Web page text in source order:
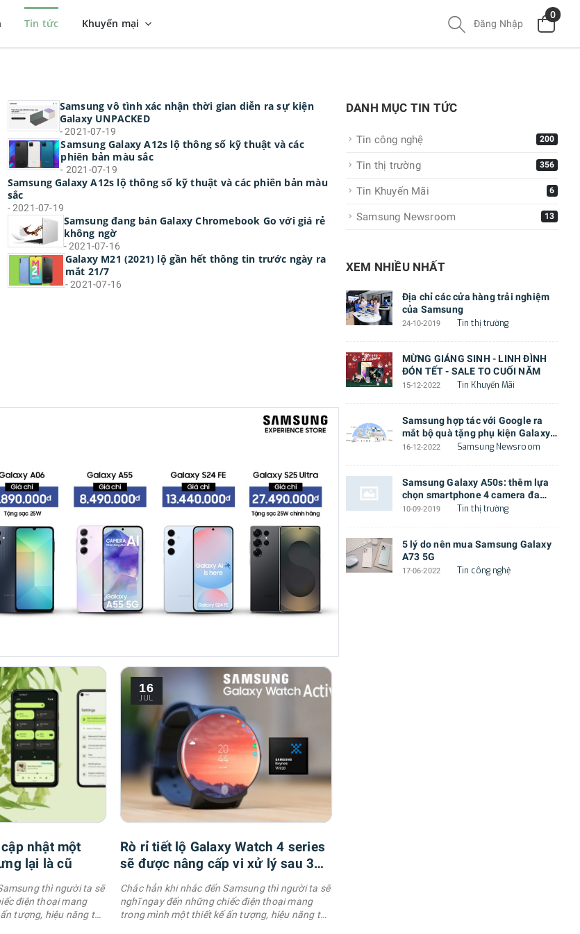
Tin tức Khuyến mại Đăng Nhập
0
Samsung vô tình xác nhận thời gian diễn ra sự kiện
Galaxy UNPACKED
- 2021-07-19
Samsung Galaxy A12s lộ thông số kỹ thuật và các
phiên bản màu sắc
- 2021-07-19
Samsung Galaxy A12s lộ thông số kỹ thuật và các phiên bản màu
sắc
- 2021-07-19
Samsung đang bán Galaxy Chromebook Go với giá rẻ
không ngờ
- 2021-07-16
Galaxy M21 (2021) lộ gần hết thông tin trước ngày ra
mắt 21/7
- 2021-07-16
nhật một
lại là cũ
thì người ta sẽ
điện thoại mang
tượng, hiệu năng tốt,
16
JUL
Rò rỉ tiết lộ Galaxy Watch 4 series
sẽ được nâng cấp vi xử lý sau 3
năm
Chắc hẳn khi nhắc đến Samsung thì người ta sẽ
nghĩ ngay đến những chiếc điện thoại mang
trong mình một thiết kế ấn tượng, hiệu năng tốt,
DANH MỤC TIN TỨC
Tin công nghệ 200
Tin thị trường 356
Tin Khuyến Mãi 6
Samsung Newsroom 13
XEM NHIỀU NHẤT
Địa chỉ các cửa hàng trải nghiệm
của Samsung
24-10-2019 Tin thị trường
MỪNG GIÁNG SINH - LINH ĐÌNH
ĐÓN TẾT - SALE TO CUỐI NĂM
15-12-2022 Tin Khuyến Mãi
Samsung hợp tác với Google ra
mắt bộ quà tặng phụ kiện Galaxy
Z Flip4 cực độc đáo
16-12-2022 Samsung Newsroom
Samsung Galaxy A50s: thêm lựa
chọn smartphone 4 camera đa
năng với thiết kế mới lạ
10-09-2019 Tin thị trường
5 lý do nên mua Samsung Galaxy
A73 5G
17-06-2022 Tin công nghệ